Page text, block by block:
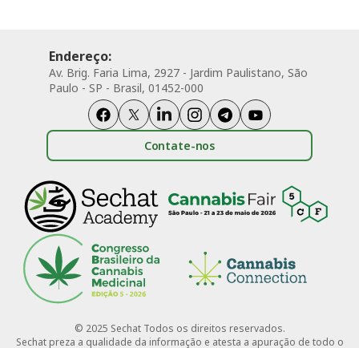
Endereço:
Av. Brig. Faria Lima, 2927 - Jardim Paulistano, São
Paulo - SP - Brasil, 01452-000
Contate-nos
© 2025 Sechat Todos os direitos reservados.
Sechat preza a qualidade da informação e atesta a apuração de todo o